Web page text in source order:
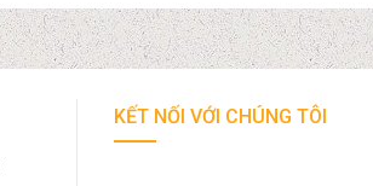
KẾT NỐI VỚI CHÚNG TÔI